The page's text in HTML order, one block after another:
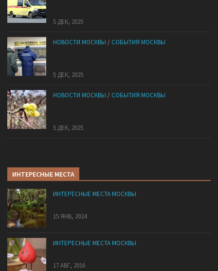
5 ДЕК, 2025
НОВОСТИ МОСКВЫ / СОБЫТИЯ МОСКВЫ
5 ДЕК, 2025
НОВОСТИ МОСКВЫ / СОБЫТИЯ МОСКВЫ
5 ДЕК, 2025
ИНТЕРЕСНЫЕ МЕСТА
ИНТЕРЕСНЫЕ МЕСТА МОСКВЫ
15 ЯНВ, 2024
ИНТЕРЕСНЫЕ МЕСТА МОСКВЫ
17 АВГ, 2016